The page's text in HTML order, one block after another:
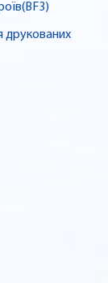
друкованих